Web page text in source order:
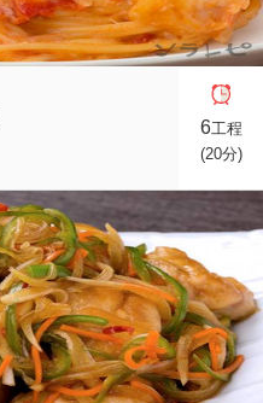
6工程
(20分)